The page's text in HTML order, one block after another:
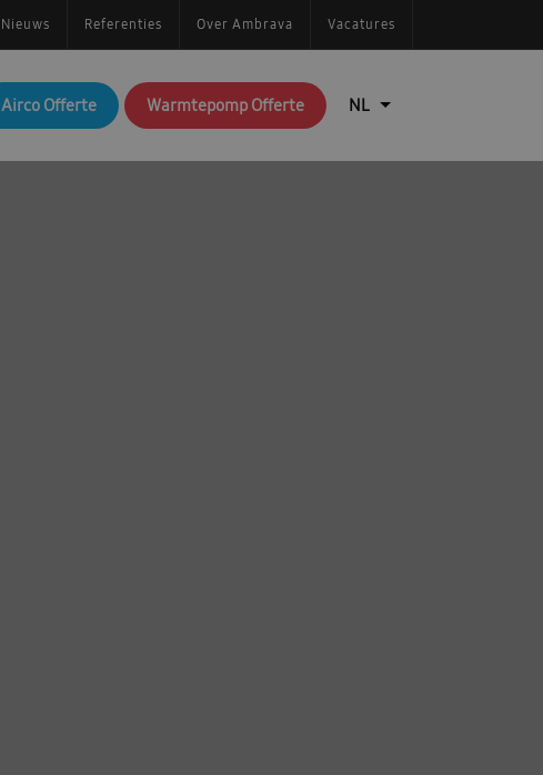
Nieuws Referenties Over Ambrava Vacatures
Airco Offerte Warmtepomp Offerte